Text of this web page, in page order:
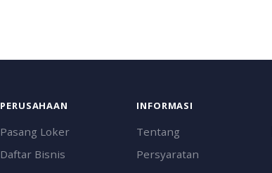
PERUSAHAAN
Pasang Loker
Daftar Bisnis
INFORMASI
Tentang
Persyaratan